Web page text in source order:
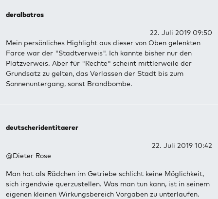
deralbatros
22. Juli 2019 09:50
Mein persönliches Highlight aus dieser von Oben gelenkten
Farce war der "Stadtverweis". Ich kannte bisher nur den
Platzverweis. Aber für "Rechte" scheint mittlerweile der
Grundsatz zu gelten, das Verlassen der Stadt bis zum
Sonnenuntergang, sonst Brandbombe.
deutscheridentitaerer
22. Juli 2019 10:42
@Dieter Rose
Man hat als Rädchen im Getriebe schlicht keine Möglichkeit,
sich irgendwie querzustellen. Was man tun kann, ist in seinem
eigenen kleinen Wirkungsbereich Vorgaben zu unterlaufen.